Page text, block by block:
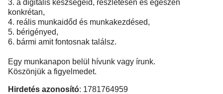
3. a digitális készségeid, részletesen és egészen
konkrétan,
4. reális munkaidőd és munkakezdésed,
5. bérigényed,
6. bármi amit fontosnak találsz.
Egy munkanapon belül hívunk vagy írunk.
Köszönjük a figyelmedet.
Hirdetés azonosító: 1781764959